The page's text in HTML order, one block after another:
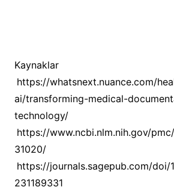
Kaynaklar
https://whatsnext.nuance.com/
ai/transforming-medical-
technology/
https://www.ncbi.nlm.nih.gov/
31020/
https://journals.sagepub.com/doi/
231189331